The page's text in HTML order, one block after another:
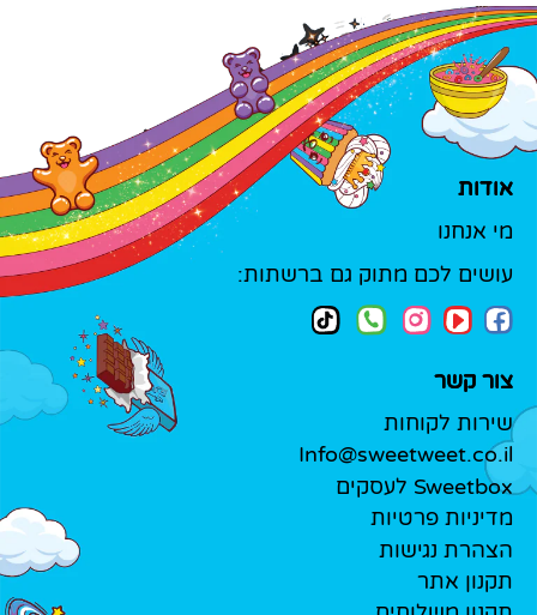
אודות
מי אנחנו
עושים לכם מתוק גם ברשתות:
צור קשר
שירות לקוחות
Info@sweetweet.co.il
Sweetbox לעסקים
מדיניות פרטיות
הצהרת נגישות
תקנון אתר